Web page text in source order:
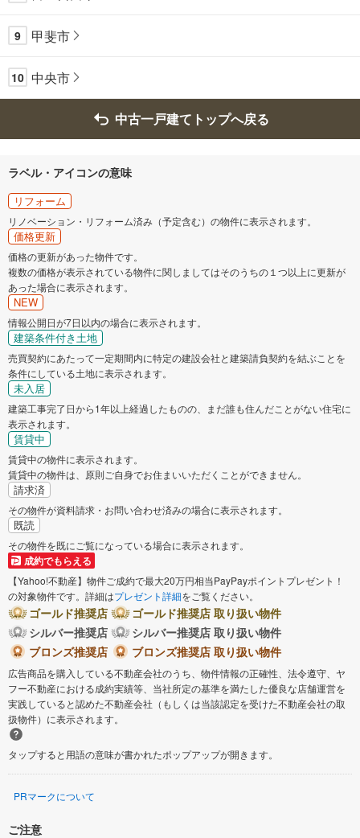
9 甲斐市
10 中央市
中古一戸建てトップへ戻る
ラベル・アイコンの意味
リフォーム
リノベーション・リフォーム済み（予定含む）の物件に表示されます。
価格更新
価格の更新があった物件です。
複数の価格が表示されている物件に関しましてはそのうちの１つ以上に更新が
あった場合に表示されます。
NEW
情報公開日が7日以内の場合に表示されます。
建築条件付き土地
売買契約にあたって一定期間内に特定の建設会社と建築請負契約を結ぶことを
条件にしている土地に表示されます。
未入居
建築工事完了日から1年以上経過したものの、まだ誰も住んだことがない住宅に
表示されます。
賃貸中
賃貸中の物件に表示されます。
賃貸中の物件は、原則ご自身でお住まいいただくことができません。
請求済
その物件が資料請求・お問い合わせ済みの場合に表示されます。
既読
その物件を既にご覧になっている場合に表示されます。
成約でもらえる
【Yahoo!不動産】物件ご成約で最大20万円相当PayPayポイントプレゼント！
の対象物件です。詳細はプレゼント詳細をご覧ください。
ゴールド推奨店
ゴールド推奨店 取り扱い物件
シルバー推奨店
シルバー推奨店 取り扱い物件
ブロンズ推奨店
ブロンズ推奨店 取り扱い物件
広告商品を購入している不動産会社のうち、物件情報の正確性、法令遵守、ヤ
フー不動産における成約実績等、当社所定の基準を満たした優良な店舗運営を
実践していると認めた不動産会社（もしくは当該認定を受けた不動産会社の取
扱物件）に表示されます。
タップすると用語の意味が書かれたポップアップが開きます。
PRマークについて
ご注意